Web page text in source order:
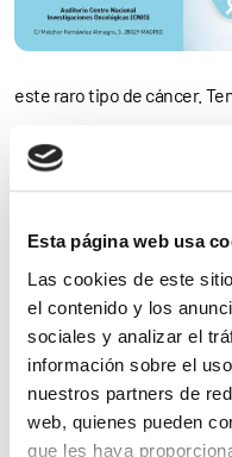
Esta página web usa
Las cookies de este
el contenido y los
sociales y analizar el
información sobre el
nuestros partners de
web, quienes pueden
que les haya
este raro tipo de cáncer.
Investigaciones
Noticias